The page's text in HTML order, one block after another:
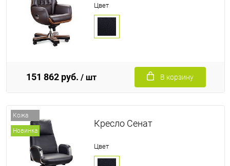
Цвет
151 862 руб. / шт В корзину
Кожа
Новинка
Кресло Сенат
Цвет